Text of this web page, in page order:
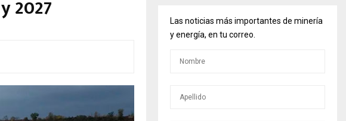
2027
Las noticias más importantes de minería
y energía, en tu correo.